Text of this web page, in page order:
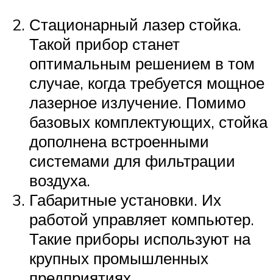
Стационарный лазер стойка.
Такой прибор станет
оптимальным решением в том
случае, когда требуется мощное
лазерное излучение. Помимо
базовых комплектующих, стойка
дополнена встроенными
системами для фильтрации
воздуха.
Габаритные установки. Их
работой управляет компьютер.
Такие приборы используют на
крупных промышленных